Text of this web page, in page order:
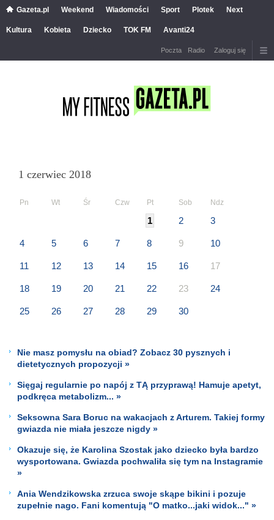
Gazeta.pl Weekend Wiadomości Sport Plotek Next
Kultura Kobieta Dziecko TOK FM Avanti24
Poczta Radio Zaloguj się
1 czerwiec 2018
Pn Wt Śr Czw Pt Sob Ndz
1 2 3
4 5 6 7 8 9 10
11 12 13 14 15 16 17
18 19 20 21 22 23 24
25 26 27 28 29 30
Nie masz pomysłu na obiad? Zobacz 30 pysznych i
dietetycznych propozycji »
Sięgaj regularnie po napój z TĄ przyprawą! Hamuje apetyt,
podkręca metabolizm... »
Seksowna Sara Boruc na wakacjach z Arturem. Takiej formy
gwiazda nie miała jeszcze nigdy »
Okazuje się, że Karolina Szostak jako dziecko była bardzo
wysportowana. Gwiazda pochwaliła się tym na Instagramie
»
Ania Wendzikowska zrzuca swoje skąpe bikini i pozuje
zupełnie nago. Fani komentują "O matko...jaki widok..." »